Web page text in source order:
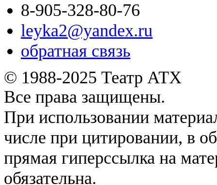
8-905-328-80-76
leyka2@yandex.ru
обратная связь
© 1988-2025 Театр АТХ
Все права защищены.
При использовании
числе при цитировании, в
прямая гиперссылка на
обязательна.